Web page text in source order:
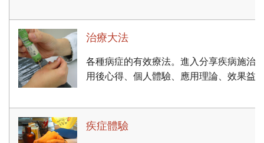
治療大法
各種病症的有效療法。進入分享疾病施治
用後心得、個人體驗、應用理論、效果益
疾症體驗